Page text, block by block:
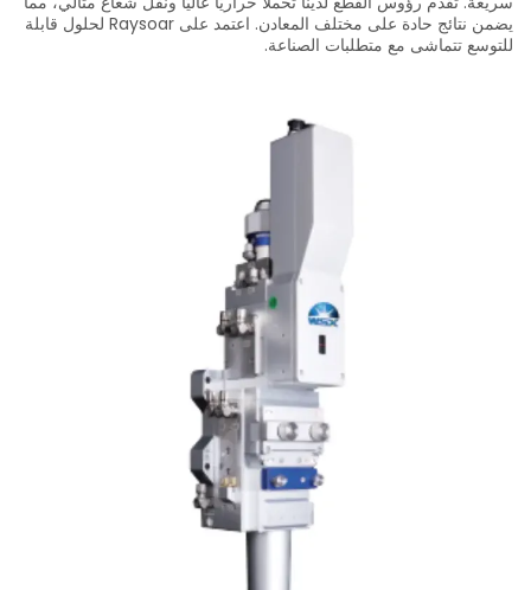
يضمن نتائج حادة على مختلف المعادن. اعتمد على Raysoar لحلول قابلة
للتوسع تتماشى مع متطلبات الصناعة.